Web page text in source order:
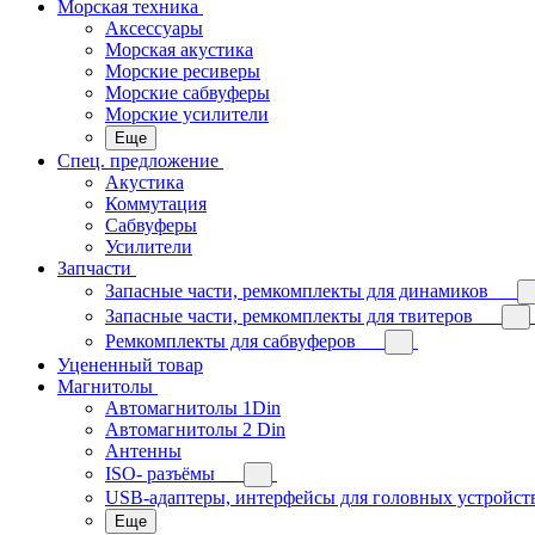
Морская техника
Аксессуары
Морская акустика
Морские ресиверы
Морские сабвуферы
Морские усилители
Еще
Спец. предложение
Акустика
Коммутация
Сабвуферы
Усилители
Запчасти
Запасные части, ремкомплекты для динамиков
Запасные части, ремкомплекты для твитеров
Ремкомплекты для сабвуферов
Уцененный товар
Магнитолы
Автомагнитолы 1Din
Автомагнитолы 2 Din
Антенны
ISO- разъёмы
USB-адаптеры, интерфейсы для головных
Еще